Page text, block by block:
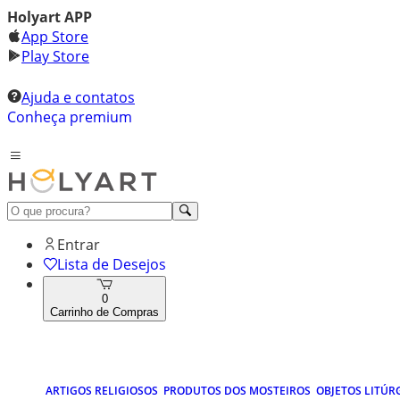
Holyart APP
App Store
Play Store
Ajuda e contatos
Conheça premium
Entrar
Lista de Desejos
0
Carrinho de Compras
ARTIGOS RELIGIOSOS PRODUTOS DOS MOSTEIROS OBJETOS